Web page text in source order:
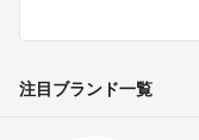
注目ブランド一覧